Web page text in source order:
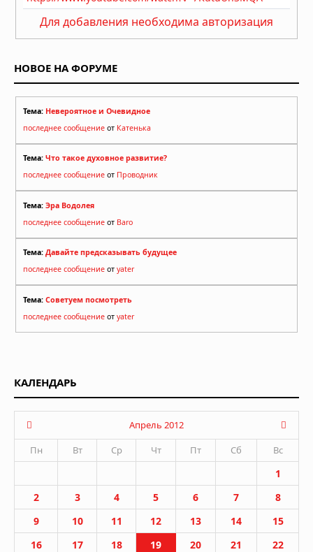
Для добавления необходима авторизация
НОВОЕ НА ФОРУМЕ
Тема: Невероятное и Очевидное
последнее сообщение от Катенька
Тема: Что такое духовное развитие?
последнее сообщение от Проводник
Тема: Эра Водолея
последнее сообщение от Baro
Тема: Давайте предсказывать будущее
последнее сообщение от yater
Тема: Советуем посмотреть
последнее сообщение от yater
КАЛЕНДАРЬ
Апрель 2012
Пн
Вт Ср Чт Пт Сб Вс
1
2
3 4 5 6 7
8
9
10 11 12 13 14
15
16
17 18 19 20 21
22